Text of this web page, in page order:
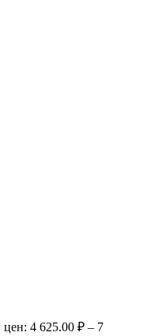
цен: 4 625.00 ₽ – 7